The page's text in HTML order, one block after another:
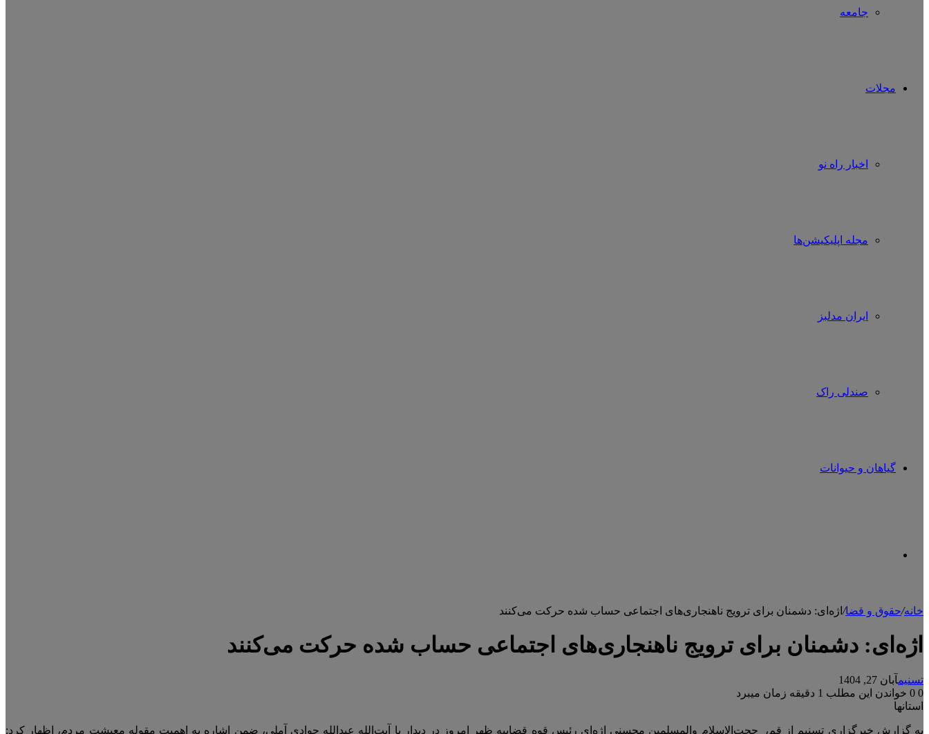
جامعه
مجلات
اخبار راه نو
مجله اپلیکیشن‌ها
ایران مدلبز
صندلی راک
گیاهان و حیوانات
خانه/حقوق و قضا/ اژه‌ای: ‌دشمنان برای ترویج ‌ناهنجاری‌های اجتماعی حساب شده حرکت می‌کنند
اژه‌ای: ‌دشمنان برای ترویج ‌ناهنجاری‌های اجتماعی حساب شده حرکت می‌کنند
تسنیمآبان 27, 1404
0
خواندن این مطلب 1 دقیقه زمان میبرد
استانها
به گزارش خبرگزاری تسنیم از قم، حجت‌الاسلام والمسلمین محسنی اژه‌ای رئیس قوه قضاییه ظهر امروز در دیدار با آیت‌الله عبدالله جوادی آملی، ضمن اشاره به اهمیت مقوله معیشت مردم، اظهار کرد: